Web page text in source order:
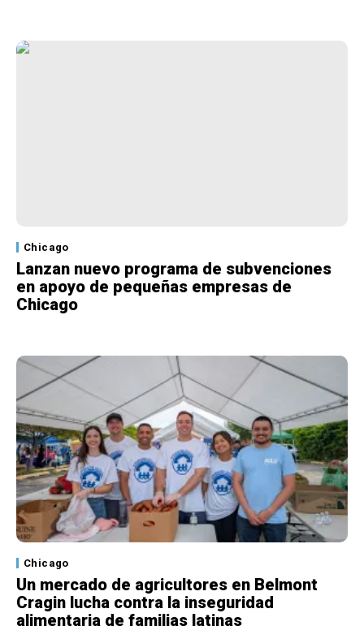
Chicago
Lanzan nuevo programa de subvenciones
en apoyo de pequeñas empresas de
Chicago
Chicago
Un mercado de agricultores en Belmont
Cragin lucha contra la inseguridad
alimentaria de familias latinas